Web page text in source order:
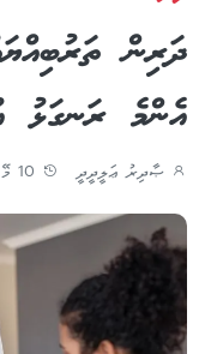
ދަރިން
އެންމެ
ޞާދިރު ޢަލީދީދީ